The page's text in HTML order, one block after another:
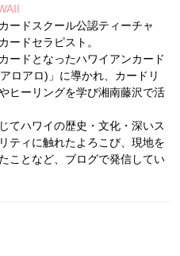
ードスクール公認ティーチャ
ードセラピスト。
ードとなったハワイアンカード
ロアロ)」に導かれ、カードリ
ヒーリングを学び湘南藤沢で活
てハワイの歴史・文化・深いス
ティに触れたよろこび、現地を
ことなど、ブログで発信してい